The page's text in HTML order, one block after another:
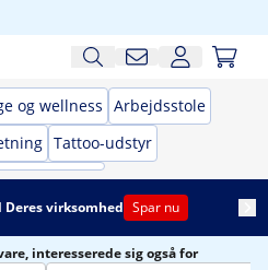
og wellness Arbejdsstole
Tattoo-udstyr
virksomhed Spar nu
interesserede sig også for